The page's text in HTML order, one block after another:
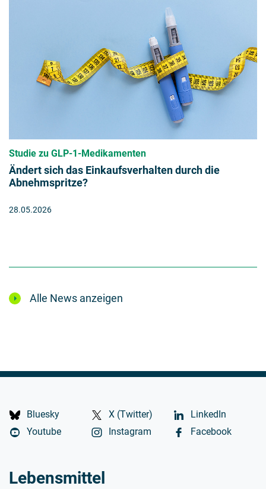
Studie zu GLP-1-Medikamenten
Ändert sich das Einkaufsverhalten durch die
Abnehmspritze?
28.05.2026
Alle News anzeigen
Bluesky X (Twitter)
LinkedIn
Youtube
Instagram Facebook
Lebensmittel